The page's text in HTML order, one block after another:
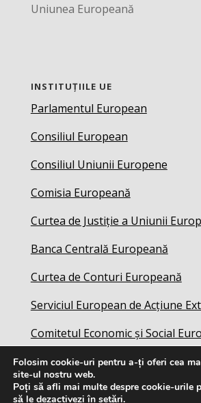
Uniunea Europeană
INSTITUȚIILE UE
Parlamentul European
Consiliul European
Consiliul Uniunii Europene
Comisia Europeană
Curtea de Justiție a Uniunii
Banca Centrală Europeană
Curtea de Conturi Europeană
Serviciul European de Acțiune
Comitetul Economic și Social
Folosim cookie-uri pentru a-ți oferi cea
site-ul nostru web.
Poți să afli mai multe despre cookie-urile
să le dezactivezi în setări.